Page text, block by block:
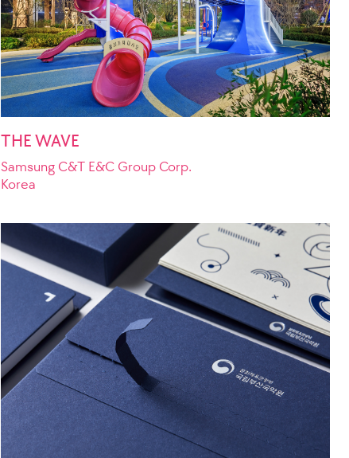
THE WAVE
Samsung C&T E&C Group Corp.
Korea